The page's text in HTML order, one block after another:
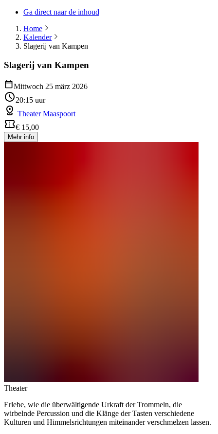
Ga direct naar de inhoud
Home
Kalender
Slagerij van Kampen
Slagerij van Kampen
Mittwoch 25 märz 2026
20:15 uur
Theater Maaspoort
€ 15,00
Mehr info
Theater
Erlebe, wie die überwältigende Urkraft der Trommeln, die
wirbelnde Percussion und die Klänge der Tasten verschiedene
Kulturen und Himmelsrichtungen miteinander verschmelzen lassen.